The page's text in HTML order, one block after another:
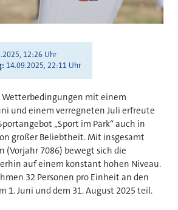
12:26 Uhr
14.09.2025, 22:11 Uhr
mit einem
und einem verregneten Juli erfreute
„Sport im Park“ auch in
großer Beliebtheit. Mit insgesamt
(Vorjahr 7086) bewegt sich die
auf einem konstant hohen Niveau.
32 Personen pro Einheit an den
1. Juni und dem 31. August 2025 teil.